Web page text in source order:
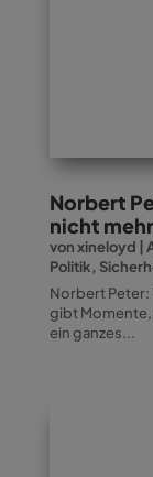
Norbert
nicht mehr
vonxineloyd
Politik,
Norbert Peter:
gibt Momente,
ein ganzes...